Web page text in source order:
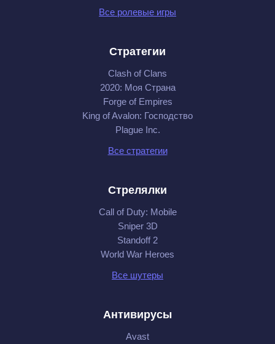
Все ролевые игры
Стратегии
Clash of Clans
2020: Моя Cтрана
Forge of Empires
King of Avalon: Господство
Plague Inc.
Все стратегии
Стрелялки
Call of Duty: Mobile
Sniper 3D
Standoff 2
World War Heroes
Все шутеры
Антивирусы
Avast